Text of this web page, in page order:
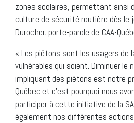
zones scolaires, permettant ainsi
culture de sécurité routière dès le
Durocher, porte-parole de CAA-
« Les piétons sont les usagers de
vulnérables qui soient. Diminuer le
impliquant des piétons est notre
Québec et c’est pourquoi nous
participer à cette initiative de la
également nos différentes